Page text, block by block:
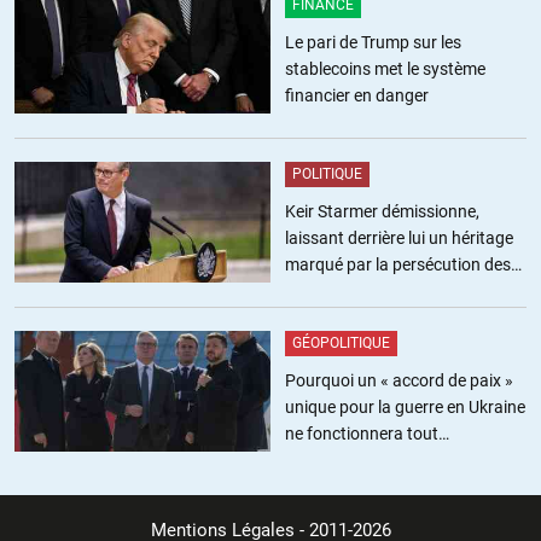
J’en souris encore… que du bonheur pour dénicher le tartufe !
Et pour paraphraser Desproges, qui parmi les cons excellait dans
l’art car lui au moins su qu’il en fut et s’acceptait telquel, ce qui fit sa
force mais aussi son talent:
“Le con est bête : il croit que c’est nous le con alors que c’est lui !”
+7 ALERTER
Vous voulez sans doute parler de ce genre de vacuité intellectuelle :
https://www.youtube.com/watch?v=r2pAZEtPLes
FINANCE
Le pari de Trump sur les
stablecoins met le système
financier en danger
POLITIQUE
Keir Starmer démissionne,
laissant derrière lui un héritage
marqué par la persécution des
GÉOPOLITIQUE
Pourquoi un « accord de paix »
unique pour la guerre en Ukraine
ne fonctionnera tout
Mentions Légales - 2011-2026